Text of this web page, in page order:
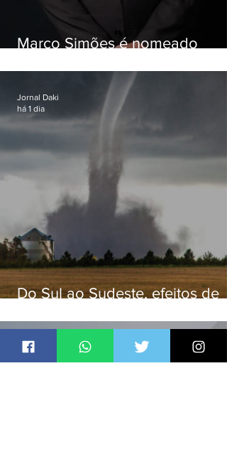
Marco Simões é nomeado
Do Sul ao Sudeste, efeitos de
apreensão na população
Jornal Daki
há 1 dia
Jornal Daki